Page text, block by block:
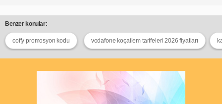
Benzer konular:
coffy promosyon kodu vodafone koçailem tarifeleri 2026 fiyatları